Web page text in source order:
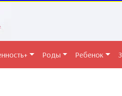
Роды Ребенок